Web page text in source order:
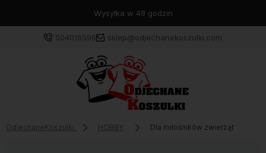
Wysyłka w 48 godzin
504016596 sklep@odjechanekoszulki.com
OdjechaneKoszulki HOBBY Dla miłośników zwierząt